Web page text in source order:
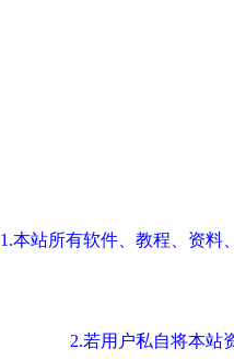
1.本站所有软件、教程、资料
2.若用户私自将本站